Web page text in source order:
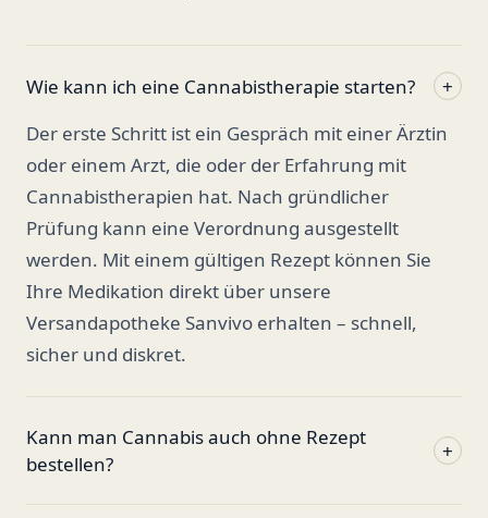
Wie kann ich eine Cannabistherapie starten?
+
Der erste Schritt ist ein Gespräch mit einer Ärztin
oder einem Arzt, die oder der Erfahrung mit
Cannabistherapien hat. Nach gründlicher
Prüfung kann eine Verordnung ausgestellt
werden. Mit einem gültigen Rezept können Sie
Ihre Medikation direkt über unsere
Versandapotheke Sanvivo erhalten – schnell,
sicher und diskret.
Kann man Cannabis auch ohne Rezept
bestellen?
+